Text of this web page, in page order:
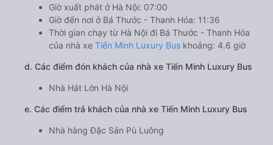
Giờ xuất phát ở Hà Nội: 07:00
Giờ đến nơi ở Bá Thước - Thanh Hóa: 11:36
Thời gian chạy từ Hà Nội đi Bá Thước - Thanh Hóa
của nhà xe Tiến Minh Luxury Bus khoảng: 4.6 giờ
d. Các điểm đón khách của nhà xe Tiến Minh Luxury Bus
Nhà Hát Lớn Hà Nội
e. Các điểm trả khách của nhà xe Tiến Minh Luxury Bus
Nhà hàng Đặc Sản Pù Luông